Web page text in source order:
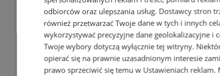
odbiorców oraz ulepszania usług. Dostawcy stron
również przetwarzać Twoje dane w tych i innych
wykorzystywać precyzyjne dane geolokalizacyjne i
Twoje wybory dotyczą wyłącznie tej witryny.
opierać się na prawnie uzasadnionym interesie
prawo sprzeciwić się temu w Ustawieniach reklam.